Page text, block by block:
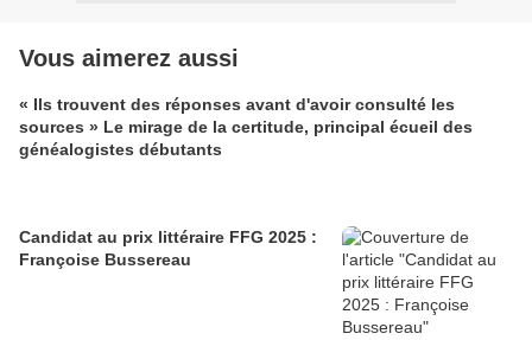
Vous aimerez aussi
« Ils trouvent des réponses avant d'avoir consulté les
sources » Le mirage de la certitude, principal écueil des
généalogistes débutants
Candidat au prix littéraire FFG 2025 :
Françoise Bussereau